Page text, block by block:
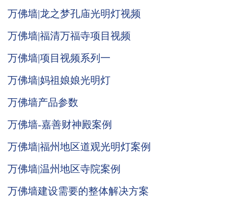
万佛墙|龙之梦孔庙光明灯视频
万佛墙|福清万福寺项目视频
万佛墙|项目视频系列一
万佛墙|妈祖娘娘光明灯
万佛墙产品参数
万佛墙-嘉善财神殿案例
万佛墙|福州地区道观光明灯案例
万佛墙|温州地区寺院案例
万佛墙建设需要的整体解决方案